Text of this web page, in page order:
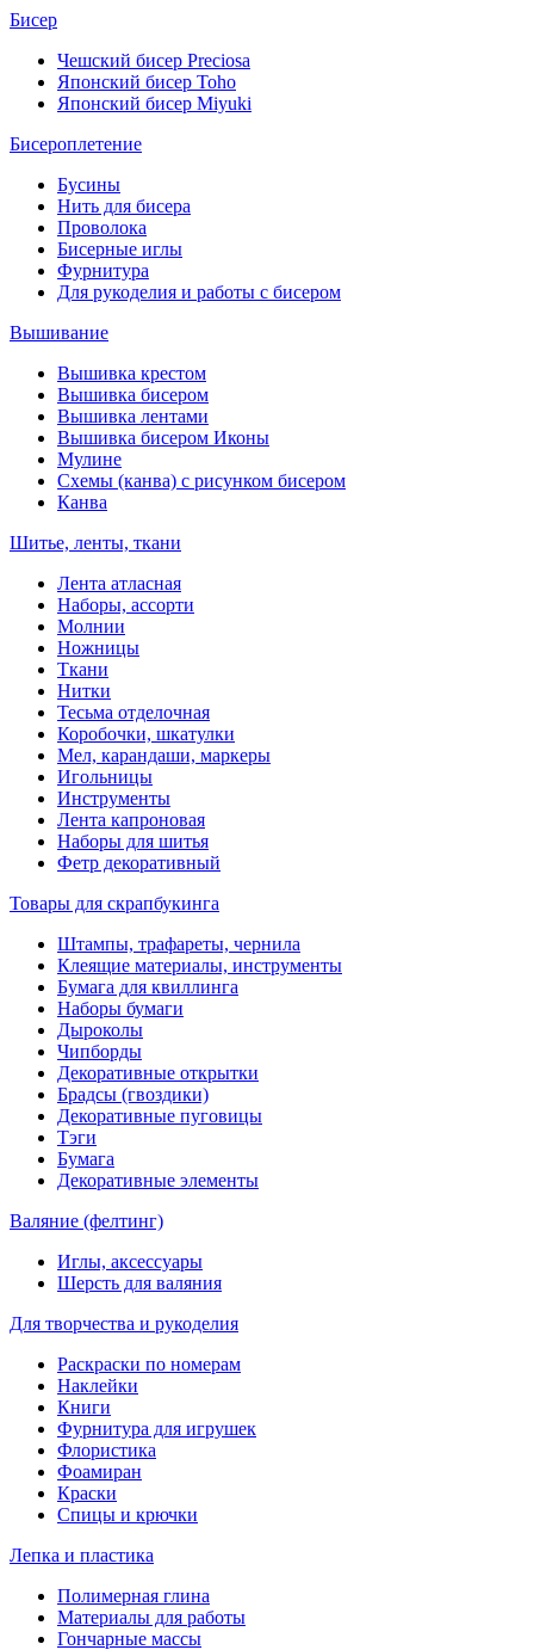
Бисер
Чешский бисер Preciosa
Японский бисер Toho
Японский бисер Miyuki
Бисероплетение
Бусины
Нить для бисера
Проволока
Бисерные иглы
Фурнитура
Для рукоделия и работы с бисером
Вышивание
Вышивка крестом
Вышивка бисером
Вышивка лентами
Вышивка бисером Иконы
Мулине
Схемы (канва) с рисунком бисером
Канва
Шитье, ленты, ткани
Лента атласная
Наборы, ассорти
Молнии
Ножницы
Ткани
Нитки
Тесьма отделочная
Коробочки, шкатулки
Мел, карандаши, маркеры
Игольницы
Инструменты
Лента капроновая
Наборы для шитья
Фетр декоративный
Товары для скрапбукинга
Штампы, трафареты, чернила
Клеящие материалы, инструменты
Бумага для квиллинга
Наборы бумаги
Дыроколы
Чипборды
Декоративные открытки
Брадсы (гвоздики)
Декоративные пуговицы
Тэги
Бумага
Декоративные элементы
Валяние (фелтинг)
Иглы, аксессуары
Шерсть для валяния
Для творчества и рукоделия
Раскраски по номерам
Наклейки
Книги
Фурнитура для игрушек
Флористика
Фоамиран
Краски
Спицы и крючки
Лепка и пластика
Полимерная глина
Материалы для работы
Гончарные массы